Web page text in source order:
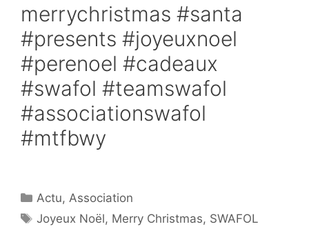
merrychristmas #santa
#presents #joyeuxnoel
#perenoel #cadeaux
#swafol #teamswafol
#associationswafol
#mtfbwy
Catégories
Actu, Association
Étiquettes
Joyeux Noël, Merry Christmas, SWAFOL